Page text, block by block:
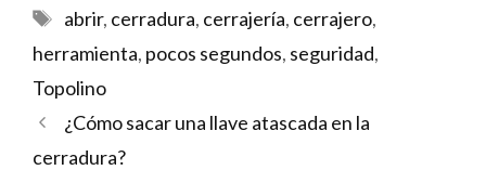
Etiquetas
abrir, cerradura, cerrajería, cerrajero,
herramienta, pocos segundos, seguridad,
Topolino
¿Cómo sacar una llave atascada en la
cerradura?